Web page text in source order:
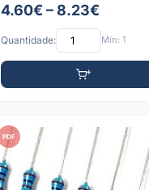
4.60€ – 8.23€
Quantidade: Mín: 1
PDF